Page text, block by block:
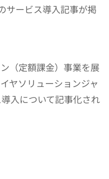
サービス導入記事が掲
（定額課金）事業を展
ヤソリューションジャ
入について記事化され